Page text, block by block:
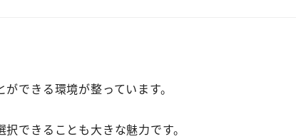
できる環境が整っています。
できることも大きな魅力です。